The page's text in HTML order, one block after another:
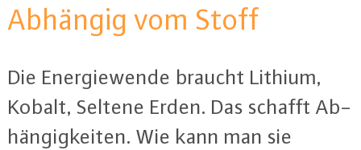
Abhängig vom Stoff
Die En­er­gie­wen­de braucht Lithium,
Kobalt, Seltene Erden. Das schafft Ab­
hän­gig­kei­ten. Wie kann man sie